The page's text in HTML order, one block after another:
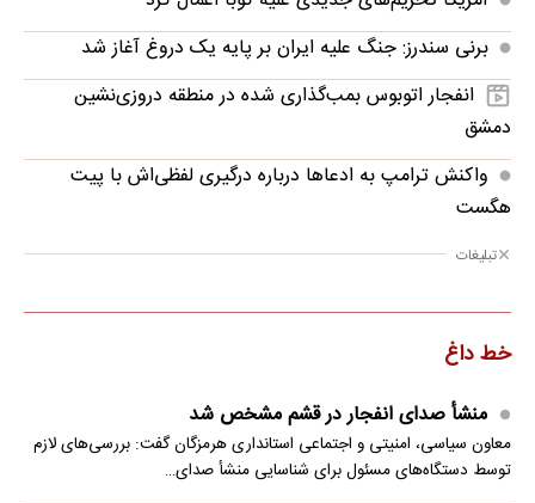
برنی سندرز: جنگ علیه ایران بر پایه یک دروغ آغاز شد
انفجار اتوبوس بمب‌گذاری شده در منطقه دروزی‌نشین
دمشق
واکنش ترامپ به ادعاها درباره درگیری لفظی‌اش با پیت
هگست
تبلیغات
خط داغ
منشأ صدای انفجار در قشم مشخص شد
معاون سیاسی، امنیتی و اجتماعی استانداری هرمزگان گفت: بررسی‌های لازم
توسط دستگاه‌های مسئول برای شناسایی منشأ صدای…